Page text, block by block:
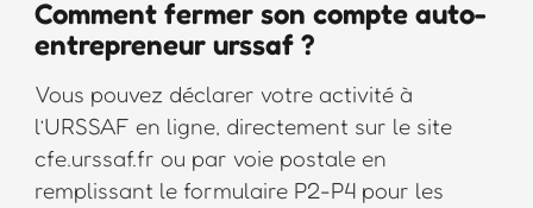
Comment fermer son compte auto-
entrepreneur urssaf ?
Vous pouvez déclarer votre activité à
l’URSSAF en ligne, directement sur le site
cfe.urssaf.fr ou par voie postale en
remplissant le formulaire P2-P4 pour les